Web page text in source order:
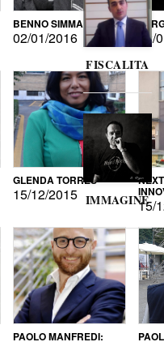
BENNO SIMMA
02/01/2016
GLENDA TORRES
15/12/2015
15/
PAOLO MANFREDI:
FISCALITA
IMMAGINE